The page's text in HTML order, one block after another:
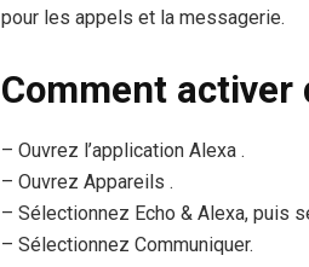
pour les appels et la messagerie.
Comment activer
– Ouvrez l’application Alexa .
– Ouvrez Appareils .
– Sélectionnez Echo & Alexa, puis
– Sélectionnez Communiquer.